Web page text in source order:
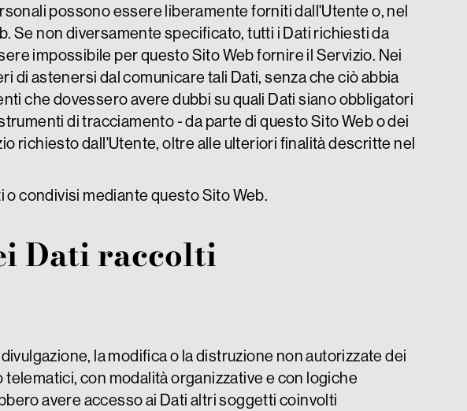
possono essere liberamente forniti dall'Utente o, nel
Se non diversamente specificato, tutti i Dati richiesti da
impossibile per questo Sito Web fornire il Servizio. Nei
di astenersi dal comunicare tali Dati, senza che ciò abbia
che dovessero avere dubbi su quali Dati siano obbligatori
di tracciamento - da parte di questo Sito Web o dei
richiesto dall'Utente, oltre alle ulteriori finalità descritte nel
condivisi mediante questo Sito Web.
Dati raccolti
la modifica o la distruzione non autorizzate dei
con modalità organizzative e con logiche
avere accesso ai Dati altri soggetti coinvolti